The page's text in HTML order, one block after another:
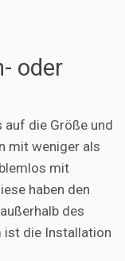
oder
auf die Größe und
mit weniger als
mit
haben den
des
ist die Installation